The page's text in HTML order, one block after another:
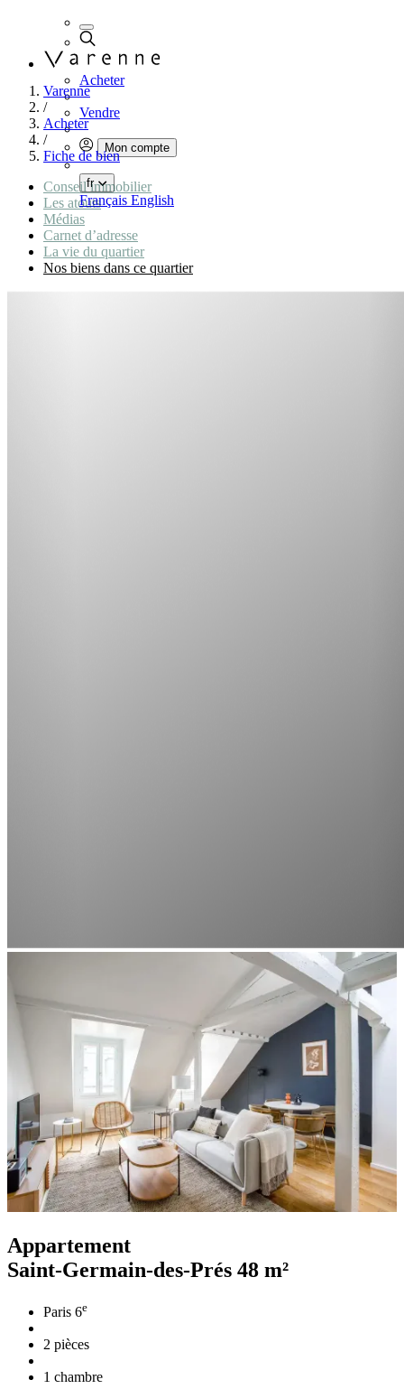
Acheter
Vendre
Mon compte
fr
Français English
Varenne
/
Acheter
/
Fiche de bien
Conseil immobilier
Les atouts
Médias
Carnet d’adresse
La vie du quartier
Nos biens dans ce quartier
Appartement
Saint-Germain-des-Prés 48 m²
Paris 6e
2 pièces
1 chambre